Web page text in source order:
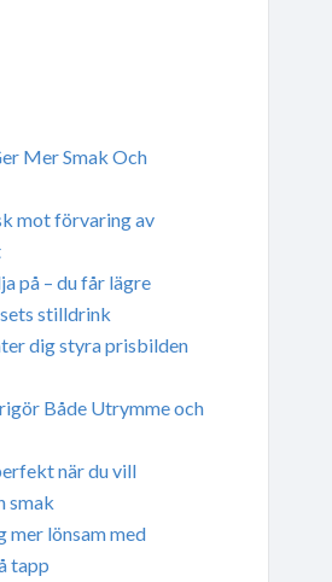
Mer Smak Och
mot förvaring av
på – du får lägre
stilldrink
dig styra prisbilden
Både Utrymme och
när du vill
smak
mer lönsam med
tapp